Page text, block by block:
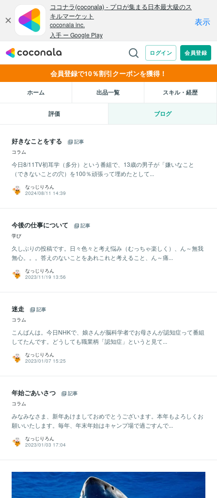
会員登録で10％割引クーポンを獲得！
ホーム 出品一覧 スキル・経歴
評価 ブログ
好きなことをする
記事
コラム
今日8/11TV初耳学（多分）という番組で、13歳の男子が「嫌いなこと
（できないことの穴）を100％頑張って埋めたとして...
なっじりろん
2024/08/11 14:39
今後の仕事について
記事
学び
久しぶりの投稿です。日々色々と考え悩み（むっちゃ楽しく）、ん～無我
無心。。。答えのないことをあれこれと考えること、ん～痛...
なっじりろん
2023/11/19 13:56
迷走
記事
コラム
こんばんは。今日NHKで、娘さんが脳科学者でお母さんが認知症って番組
してたんです。どうしても職業柄「認知症」というと見て...
なっじりろん
2023/01/07 15:25
年始ごあいさつ
記事
コラム
みなみなさま、新年あけましておめでとうございます。本年もよろしくお
願いいたします。毎年、年末年始はキャンプ場で過ごすんで...
なっじりろん
2023/01/03 17:04